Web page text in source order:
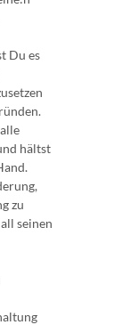
Du es
hältst
zu
seinen